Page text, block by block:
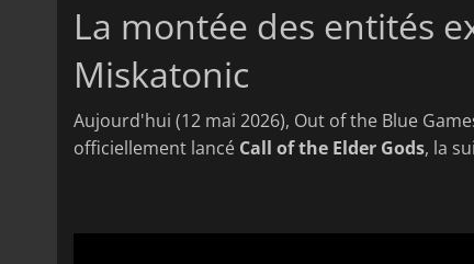
La montée des entités
Miskatonic
Aujourd'hui (12 mai 2026), Out of the Blue
officiellement lancé Call of the Elder Gods, la